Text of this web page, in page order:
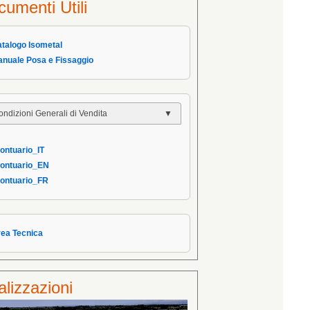
Utili
Isometal
Posa e Fissaggio
Generali di Vendita
di Vendita AIPPEG
Tecnica